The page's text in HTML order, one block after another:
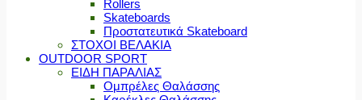
Rollers
Skateboards
Προστατευτικά Skateboard
ΣΤΟΧΟΙ ΒΕΛΑΚΙΑ
OUTDOOR SPORT
ΕΙΔΗ ΠΑΡΑΛΙΑΣ
Ομπρέλες Θαλάσσης